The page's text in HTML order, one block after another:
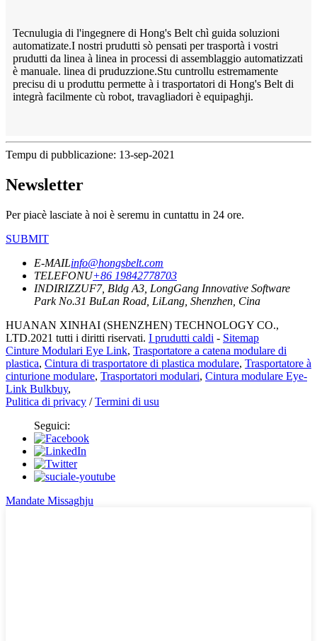
Tecnulugia di l'ingegnere di Hong's Belt chì guida soluzioni
automatizate.I nostri prudutti sò pensati per trasportà i vostri
prudutti da linea à linea in processi di assemblaggio automatizzati
è manuale. linea di pruduzzione.Stu cuntrollu estremamente
precisu di u produttu permette à i trasportatori di Hong's Belt di
integrà facilmente cù robot, travagliadori è equipaghji.
Tempu di pubblicazione: 13-sep-2021
Newsletter
Per piacè lasciate à noi è seremu in cuntattu in 24 ore.
SUBMIT
E-MAILinfo@hongsbelt.com
TELEFONU+86 19842778703
INDIRIZZUF7, Bldg A3, LongGang Innovative Software
Park No.31 BuLan Road, LiLang, Shenzhen, Cina
HUANAN XINHAI (SHENZHEN) TECHNOLOGY CO.,
LTD.2021 tutti i diritti riservati. I prudutti caldi - Sitemap
Cinture Modulari Eye Link, Trasportatore a catena modulare di
plastica, Cintura di trasportatore di plastica modulare, Trasportatore à
cinturione modulare, Trasportatori modulari, Cintura modulare Eye-
Link Bulkbuy,
Pulitica di privacy /Termini di usu
Seguici:
Mandate Missaghju